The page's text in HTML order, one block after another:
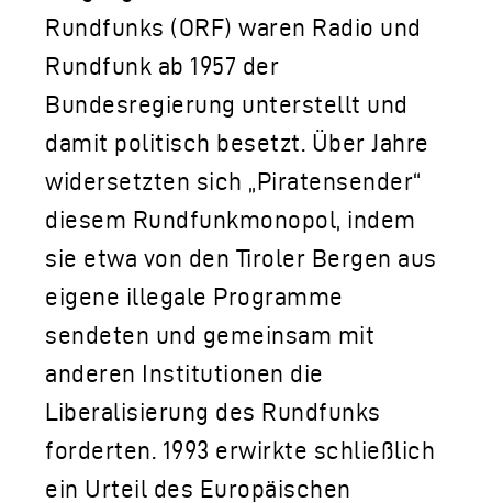
Rundfunks (ORF) waren Radio und
Rundfunk ab 1957 der
Bundesregierung unterstellt und
damit politisch besetzt. Über Jahre
widersetzten sich „Piratensender“
diesem Rundfunkmonopol, indem
sie etwa von den Tiroler Bergen aus
eigene illegale Programme
sendeten und gemeinsam mit
anderen Institutionen die
Liberalisierung des Rundfunks
forderten. 1993 erwirkte schließlich
ein Urteil des Europäischen